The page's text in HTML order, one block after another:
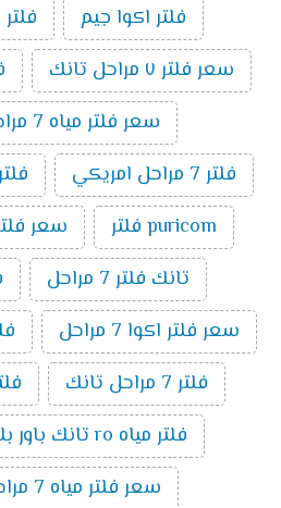
فلتر اكوا جيم
فلتر 7 مراحل بخزان
سعر فلتر ٧ مراحل تانك
سعر فلتر مياه 7 مراحل امريكي
فلتر 7 مراحل امريكي
puricom فلتر
سعر فلتر 7 مراحل
تانك فلتر 7 مراحل
سعر فلتر اكوا 7 مراحل
فلتر 7 مراحل تانك
فلتر مياه ro تانك باور بلس ال7 مراحل
سعر فلتر مياه 7 مراحل تايواني